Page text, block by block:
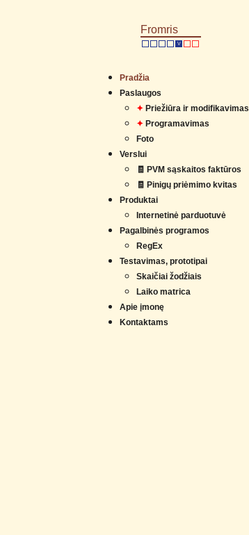
Fromris
V
Pradžia
Paslaugos
✦ Priežiūra ir modifikavimas
✦ Programavimas
Foto
Verslui
🧾 PVM sąskaitos faktūros
🧾 Pinigų priėmimo kvitas
Produktai
Internetinė parduotuvė
Pagalbinės programos
RegEx
Testavimas, prototipai
Skaičiai žodžiais
Laiko matrica
Apie įmonę
Kontaktams